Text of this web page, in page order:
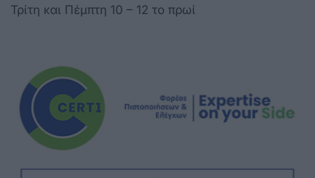
Τρίτη και Πέμπτη 10 – 12 το πρωί